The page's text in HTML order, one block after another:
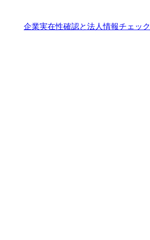
企業実在性確認と法人情報チェック